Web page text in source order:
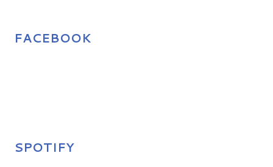
FACEBOOK
SPOTIFY